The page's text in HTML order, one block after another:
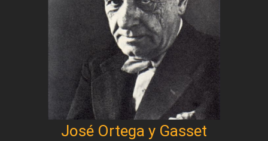
José Ortega y Gasset